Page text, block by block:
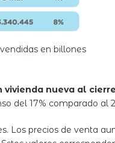
en billones
nueva al
del 17% comparado al
Los precios de venta